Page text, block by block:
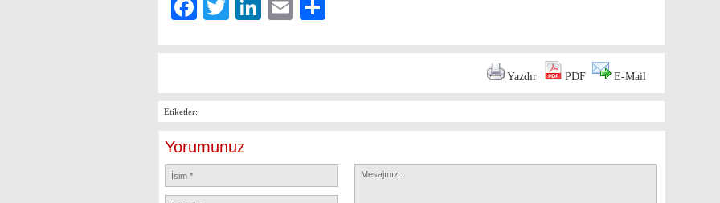
Facebook
TwitterLinkedIn
Email
Yazdır PDF E-Mail
Etiketler:
Yorumunuz